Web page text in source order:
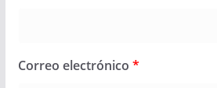
Correo electrónico *